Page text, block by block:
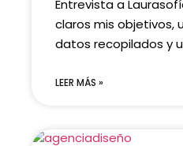
Entrevista a
claros mis objetivos,
datos recopilados y
LEER MÁS »